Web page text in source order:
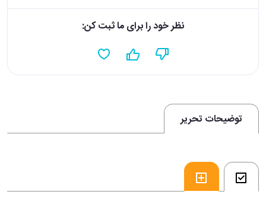
نظر خود را برای ما ثبت کن:
توضیحات تحریر